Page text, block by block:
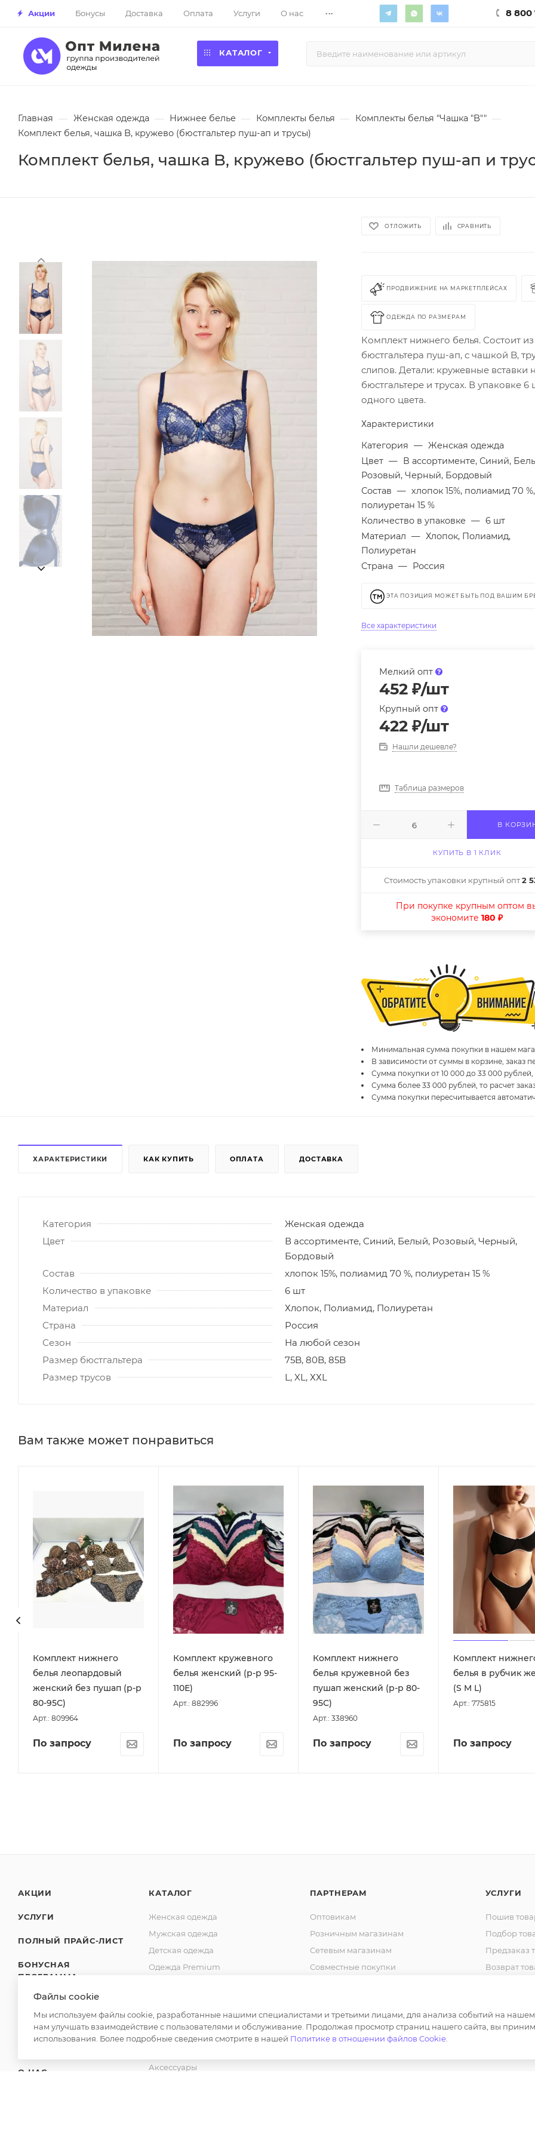
Акции Бонусы Доставка Оплата Услуги О нас ... 8 800
КАТАЛОГ
Главная — Женская одежда — Нижнее белье — Комплекты белья — Комплекты белья "Чашка "B"" —
Комплект белья, чашка B, кружево (бюстгальтер пуш-ап и трусы)
Комплект белья, чашка B, кружево (бюстгальтер пуш-ап и
ОТЛОЖИТЬ СРАВНИТЬ
ПРОДВИЖЕНИЕ НА МАРКЕТПЛЕЙСАХ
ОДЕЖДА ПО РАЗМЕРАМ
Комплект нижнего белья. Состоит из
бюстгальтера пуш-ап, с чашкой B,
слипов. Детали: кружевные вставки
бюстгальтере и трусах. В упаковке 6
одного цвета.
Характеристики
Категория — Женская одежда
Цвет — В ассортименте, Синий,
Розовый, Черный, Бордовый
Состав — хлопок 15%, полиамид 70 %,
полиуретан 15 %
Количество в упаковке — 6 шт
Материал — Хлопок, Полиамид,
Полиуретан
Страна — Россия
ЭТА ПОЗИЦИЯ МОЖЕТ БЫТЬ ПОД ВАШИМ
Все характеристики
Мелкий опт
452 ₽/шт
Крупный опт
422 ₽/шт
Нашли дешевле?
Таблица размеров
В
КУПИТЬ В 1 КЛИК
Стоимость упаковки крупный опт2
При покупке крупным оптом
экономите180 ₽
Минимальная сумма покупки в нашем
В зависимости от суммы в корзине, заказ
Сумма покупки от 10 000 до 33 000 рублей,
Сумма более 33 000 рублей, то расчет
Сумма покупки пересчитывается
ХАРАКТЕРИСТИКИ КАК КУПИТЬ ОПЛАТА ДОСТАВКА
Категория
Женская одежда
Цвет
В ассортименте, Синий, Белый, Розовый, Черный,
Бордовый
Состав
хлопок 15%, полиамид 70 %, полиуретан 15 %
Количество в упаковке
6 шт
Материал
Хлопок, Полиамид, Полиуретан
Страна
Россия
Сезон
На любой сезон
Размер бюстгальтера
75B, 80B, 85B
Размер трусов
L, XL, ХХL
Вам также может понравиться
Комплект нижнего
белья леопардовый
женский без пушап (р-р
80-95С)
Арт.: 809964
По запросу
Комплект кружевного
белья женский (р-р 95-
110Е)
Арт.: 882996
По запросу
Комплект нижнего
белья кружевной без
пушап женский (р-р 80-
95С)
Арт.: 338960
По запросу
Комплект
белья в рубчик
(S M L)
Арт.: 775815
По запросу
АКЦИИ
УСЛУГИ
ПОЛНЫЙ ПРАЙС-ЛИСТ
БОНУСНАЯ
ПРОГРАММА
SHOWROOM
ДОСТАВКА
О НАС
КАТАЛОГ
Женская одежда
Мужская одежда
Детская одежда
Одежда Premium
Для дома
Спецодежда
Аксессуары
ПАРТНЕРАМ
Оптовикам
Розничным магазинам
Сетевым магазинам
Совместные покупки
Корпоративная одежда
Сотрудничество
УСЛУГИ
Пошив
Подбор
Предзаказ
Возврат
Файлы cookie
Мы используем файлы cookie, разработанные нашими специалистами и третьими лицами, для анализа событий на нашем
нам улучшать взаимодействие с пользователями и обслуживание. Продолжая просмотр страниц нашего сайта, вы
использования. Более подробные сведения смотрите в нашей Политике в отношении файлов Cookie